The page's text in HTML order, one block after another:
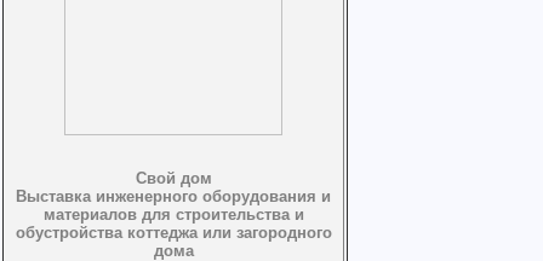
Свой дом
Выставка инженерного оборудования и
материалов для строительства и
обустройства коттеджа или загородного
дома